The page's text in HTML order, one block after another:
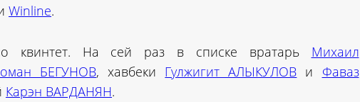
Winline.
квинтет. На сей раз в списке вратарь Михаил
БЕГУНОВ, хавбеки Гулжигит АЛЫКУЛОВ и Фаваз
Карэн ВАРДАНЯН.